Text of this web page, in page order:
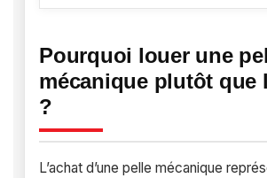
Pourquoi louer une
mécanique plutôt que
?
L’achat d’une pelle mécanique